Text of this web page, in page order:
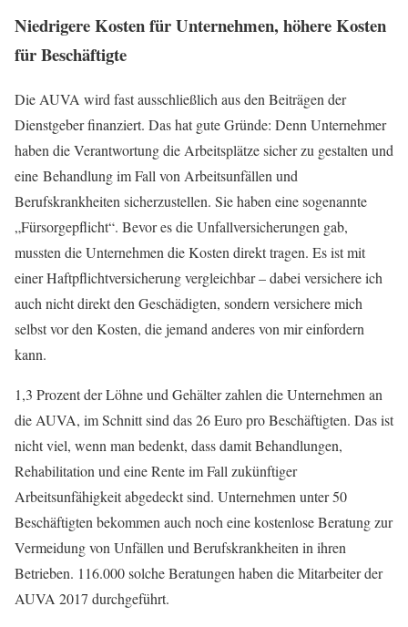
Niedrigere Kosten für Unternehmen, höhere Kosten
für Beschäftigte
Die AUVA wird fast ausschließlich aus den Beiträgen der
Dienstgeber finanziert. Das hat gute Gründe: Denn Unternehmer
haben die Verantwortung die Arbeitsplätze sicher zu gestalten und
eine Behandlung im Fall von Arbeitsunfällen und
Berufskrankheiten sicherzustellen. Sie haben eine sogenannte
„Fürsorgepflicht“. Bevor es die Unfallversicherungen gab,
mussten die Unternehmen die Kosten direkt tragen. Es ist mit
einer Haftpflichtversicherung vergleichbar – dabei versichere ich
auch nicht direkt den Geschädigten, sondern versichere mich
selbst vor den Kosten, die jemand anderes von mir einfordern
kann.
1,3 Prozent der Löhne und Gehälter zahlen die Unternehmen an
die AUVA, im Schnitt sind das 26 Euro pro Beschäftigten. Das ist
nicht viel, wenn man bedenkt, dass damit Behandlungen,
Rehabilitation und eine Rente im Fall zukünftiger
Arbeitsunfähigkeit abgedeckt sind. Unternehmen unter 50
Beschäftigten bekommen auch noch eine kostenlose Beratung zur
Vermeidung von Unfällen und Berufskrankheiten in ihren
Betrieben. 116.000 solche Beratungen haben die Mitarbeiter der
AUVA 2017 durchgeführt.